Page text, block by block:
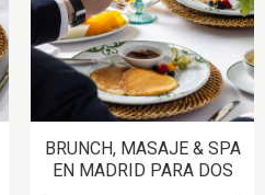
BRUNCH, MASAJE & SPA
EN MADRID PARA DOS